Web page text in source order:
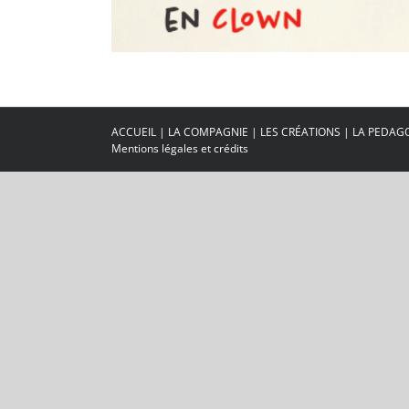
ACCUEIL | LA COMPAGNIE | LES CRÉATIONS | LA
Mentions légales et crédits